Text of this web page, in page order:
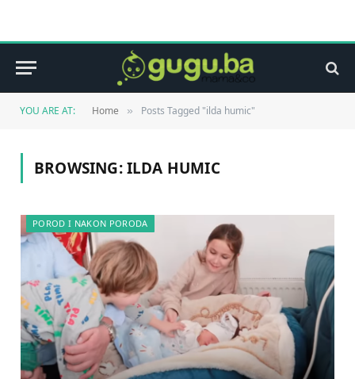
YOU ARE AT: Home » Posts Tagged "ilda humic"
BROWSING:ILDA HUMIC
POROD I NAKON PORODA